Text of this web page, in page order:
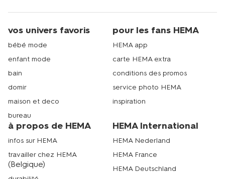
vos univers favoris
bébé mode
enfant mode
bain
domir
maison et deco
bureau
pour les fans HEMA
HEMA app
carte HEMA extra
conditions des promos
service photo HEMA
inspiration
à propos de HEMA
infos sur HEMA
travailler chez HEMA
(Belgique)
HEMA International
HEMA Nederland
HEMA France
HEMA Deutschland